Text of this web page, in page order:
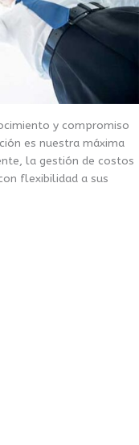
y compromiso
es nuestra máxima
la gestión de costos
flexibilidad a sus